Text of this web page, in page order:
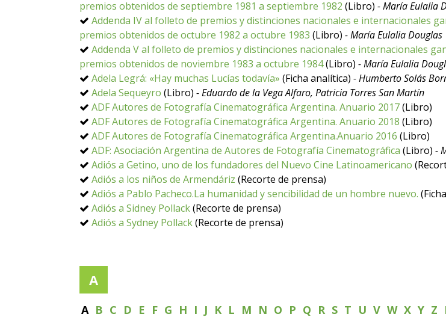
premios obtenidos de septiembre 1981 a septiembre 1982 (Libro) - María Eulalia
Addenda IV al folleto de premios y distinciones nacionales e internacionales
premios obtenidos de octubre 1982 a octubre 1983 (Libro) - María Eulalia Douglas
Addenda V al folleto de premios y distinciones nacionales e internacionales
premios obtenidos de noviembre 1983 a octubre 1984(Libro) - María Eulalia
Adela Legrá: «Hay muchas Lucías todavía» (Ficha analítica) - Humberto Solás
Adela Sequeyro (Libro) - Eduardo de la Vega Alfaro, Patricia Torres San Martín
ADF Autores de Fotografía Cinematográfica Argentina. Anuario 2017(Libro)
ADF Autores de Fotografía Cinematográfica Argentina. Anuario 2018 (Libro)
ADF Autores de Fotografía Cinematográfica Argentina.Anuario 2016 (Libro)
ADF: Asociación Argentina de Autores de Fotografía Cinematográfica (Libro) -
Adiós a Getino, uno de los fundadores del Nuevo Cine Latinoamericano
Adiós a los niños de Armendáriz (Recorte de prensa)
Adiós a Pablo Pacheco.La humanidad y sencibilidad de un hombre nuevo.
Adiós a Sidney Pollack(Recorte de prensa)
Adiós a Sydney Pollack(Recorte de prensa)
A
A B C D E F G H I J K L M N O P Q R S T U V W X Y Z